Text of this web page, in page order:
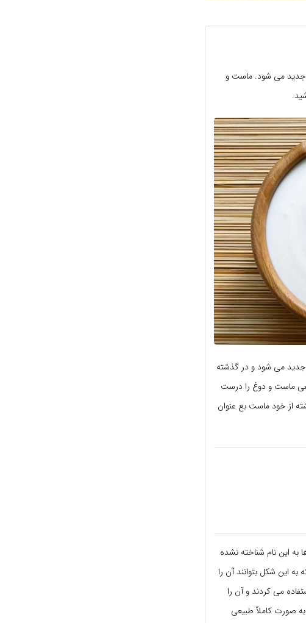
جدید می شود. ماست و
جدید می شود و در گذشته
ماست و دوغ را درست
از خود ماست بع عنوان
این نام شناخته نشده
این شکل بتوانند آن را
می کردند و آن را
صورت کاملاً طبیعی